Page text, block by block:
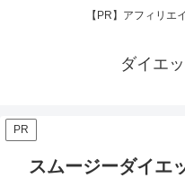
【PR】アフィリエ
ダイエ
PR
スムージーダイエ